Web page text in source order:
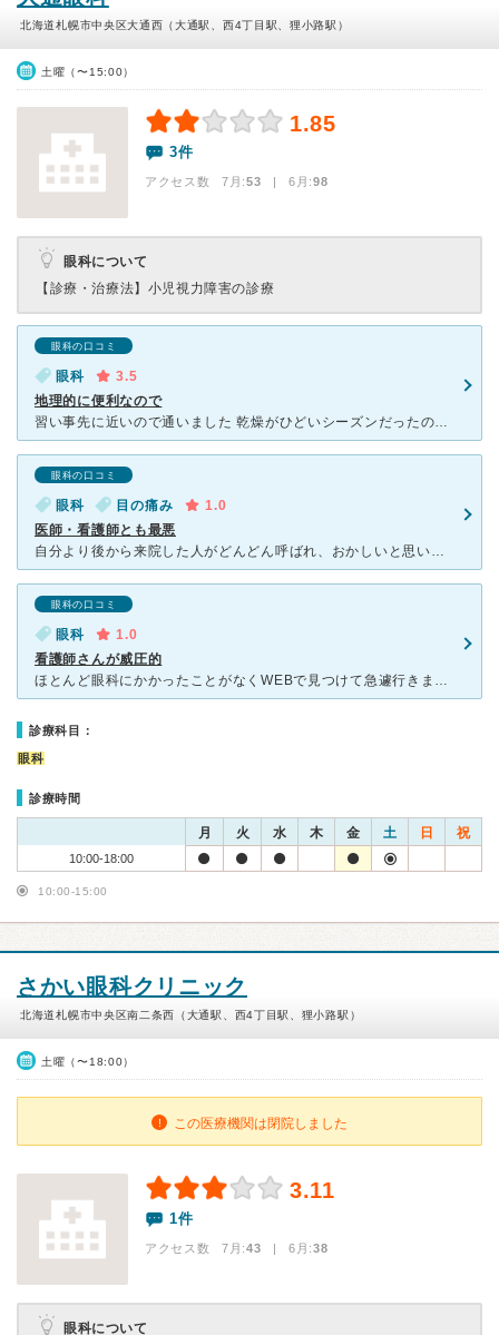
北海道札幌市中央区大通西（大通駅、西4丁目駅、狸小路駅）
土曜（〜15:00）
1.85
3件
アクセス数 7月:53 | 6月:98
眼科について
【診療・治療法】 小児視力障害の診療
眼科の口コミ
眼科
3.5
地理的に便利なので
習い事先に近いので通いました 乾燥がひどいシーズンだったので 目をしっかり検査するというよりも目薬欲しさに行きました 先生も看護師さんも淡々としていますが 診察は丁寧で信頼ができます
眼科の口コミ
眼科 目の痛み
1.0
医師・看護師とも最悪
自分より後から来院した人がどんどん呼ばれ、おかしいと思い尋ねると「時間無いんですか？検査の人もいるんで。待ってて下さい。」と言われ、3時間！ いざ診察となり「感染の可能性があるから、最後にしました。
眼科の口コミ
眼科
1.0
看護師さんが威圧的
ほとんど眼科にかかったことがなくWEBで見つけて急遽行きました。 先生の説明は悪い印象はないのですが、検査をする看護師さんが酷いです。 眼科にほとんど行ったことがないので、何をどうしていいのかわか
診療科目：
眼科
診療時間
月 火 水 木 金 土 日 祝
10:00-18:00
10:00-15:00
さかい眼科クリニック
北海道札幌市中央区南二条西（大通駅、西4丁目駅、狸小路駅）
土曜（〜18:00）
この医療機関は閉院しました
3.11
1件
アクセス数 7月:43 | 6月:38
眼科について